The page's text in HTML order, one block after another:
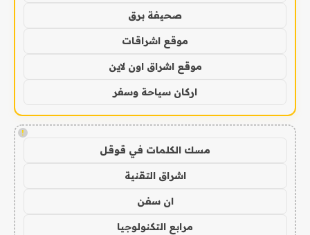
صحيفة برق
موقع اشراقات
موقع اشراق اون لاين
اركان سياحة وسفر
!
مسك الكلمات في قوقل
اشراق التقنية
ان سفن
مرابع التكنولوجيا